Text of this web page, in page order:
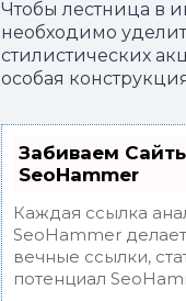
Чтобы лестница в
необходимо
стилистических
особая
Забиваем
SeoHammer
Каждая ссылка
SeoHammer
вечные ссылки,
потенциал